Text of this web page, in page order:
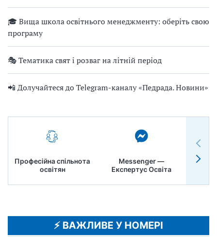
🎓 Вища школа освітнього менеджменту: оберіть свою
програму
🎭 Тематика свят і розваг на літній період
📲 Долучайтеся до Telegram-каналу «Педрада. Новини»
Професійна спільнота
освітян
Messenger —
Експертус Освіта
⚡️ ВАЖЛИВЕ У НОМЕРІ